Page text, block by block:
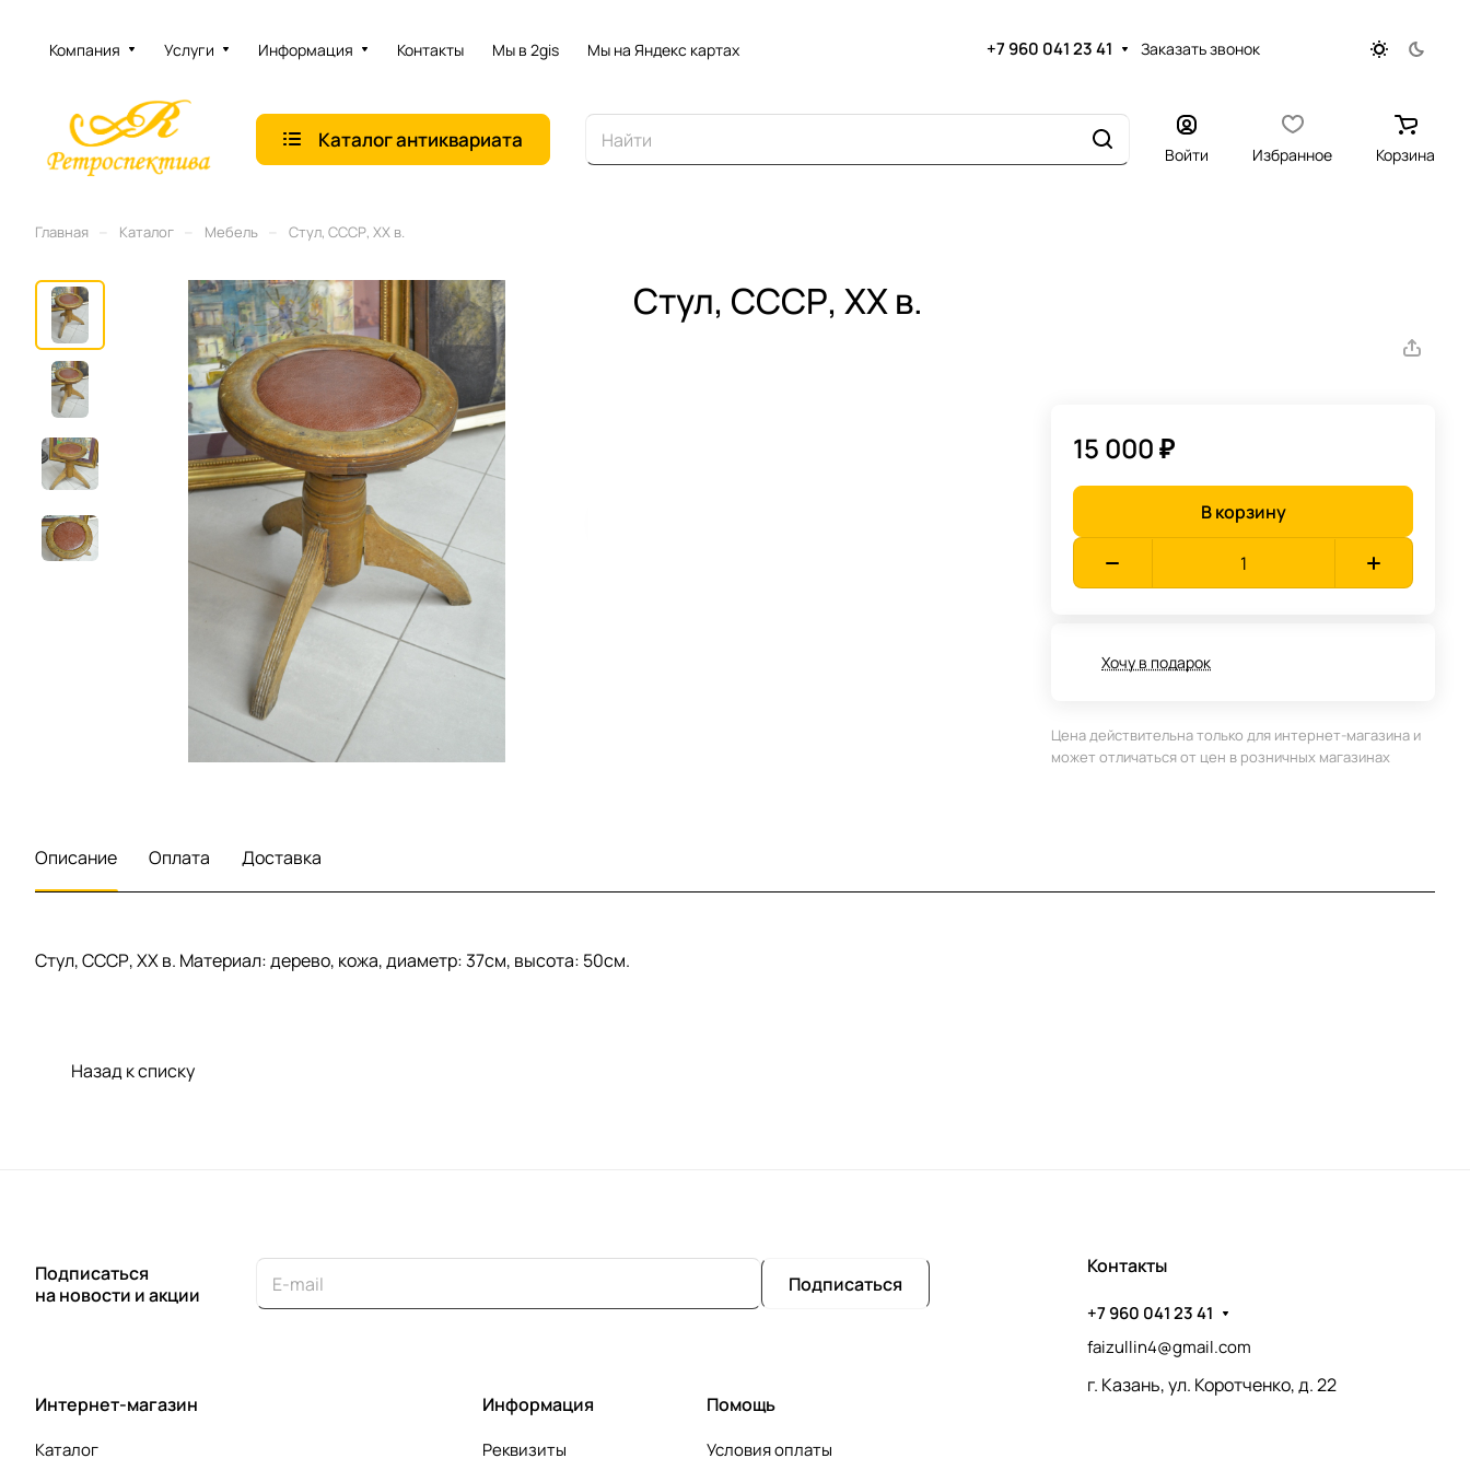
Компания Услуги Информация Контакты Мы в 2gis Мы на Яндекс картах +7 960 041 23 41 Заказать звонок
Каталог антиквариата
Войти Избранное Корзина
Главная Каталог Мебель Стул, СССР, ХХ в.
Стул, СССР, ХХ в.
15 000 ₽
В корзину
Хочу в подарок
Цена действительна только для интернет-магазина и
может отличаться от цен в розничных магазинах
Описание Оплата Доставка
Стул, СССР, ХХ в. Материал: дерево, кожа, диаметр: 37см, высота: 50см.
Назад к списку
Подписаться
на новости и акции
Подписаться
Интернет-магазин
Каталог
Информация
Реквизиты
Помощь
Условия оплаты
Контакты
+7 960 041 23 41
faizullin4@gmail.com
г. Казань, ул. Коротченко, д. 22